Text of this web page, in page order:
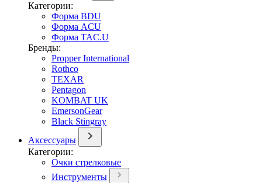
Категории:
Форма BDU
Форма ACU
Форма TAC.U
Бренды:
Propper International
Rothco
TEXAR
Pentagon
KOMBAT UK
EmersonGear
Black Stingray
Аксессуары
Категории:
Очки стрелковые
Инструменты